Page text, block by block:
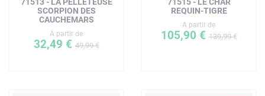
SCORPION DES
CAUCHEMARS
A partir de
32,49 €49,99 €
REQUIN-TIGRE
A partir de
105,90 €139,99 €